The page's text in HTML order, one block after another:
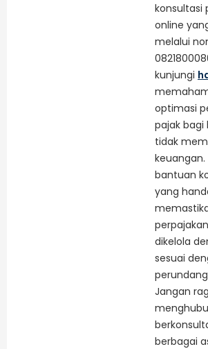
konsultasi
online
melalui
kunjungi
optimasi
pajak bagi
tidak
keuangan.
bantuan
yang
dikelola
sesuai
Jangan
berbagai